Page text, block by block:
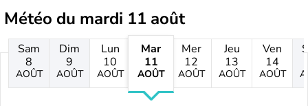
Météo du mardi 11 août
Sam
8
AOÛT
Dim
9
AOÛT
Lun
10
AOÛT
Mar
11
AOÛT
Mer
12
AOÛT
Jeu
13
AOÛT
Ven
14
AOÛT